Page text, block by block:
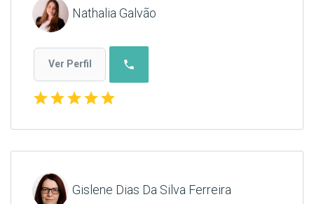
Nathalia Galvão
Ver Perfil phone
starstarstarstarstar
Gislene Dias Da Silva Ferreira